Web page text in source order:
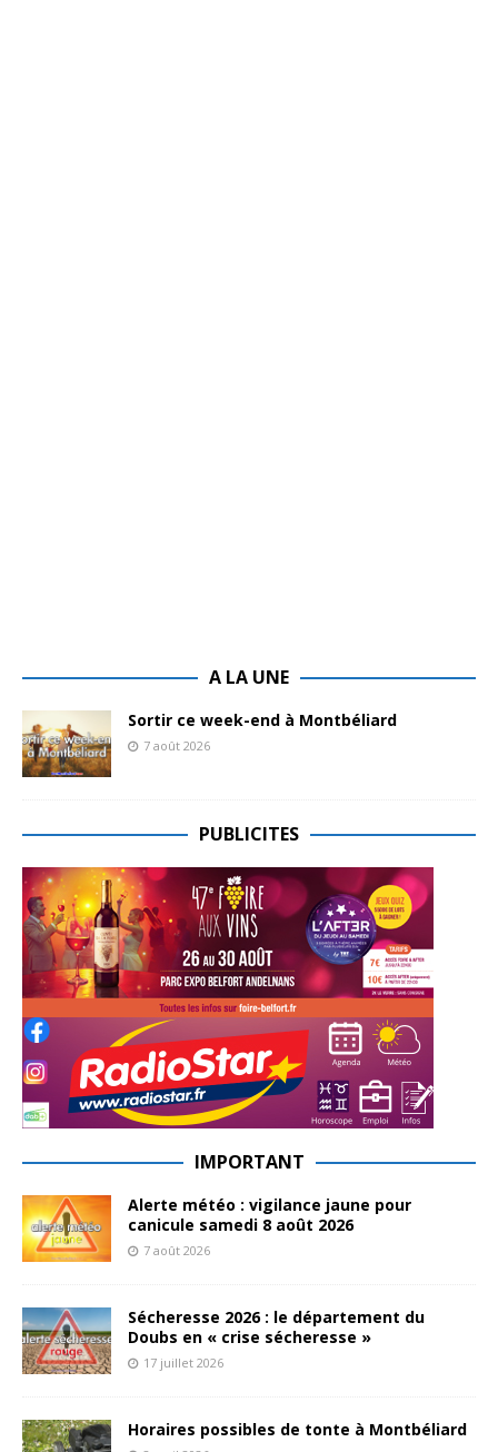
A LA UNE
Sortir ce week-end à Montbéliard
7 août 2026
PUBLICITES
IMPORTANT
Alerte météo : vigilance jaune pour
canicule samedi 8 août 2026
7 août 2026
Sécheresse 2026 : le département du
Doubs en « crise sécheresse »
17 juillet 2026
Horaires possibles de tonte à Montbéliard